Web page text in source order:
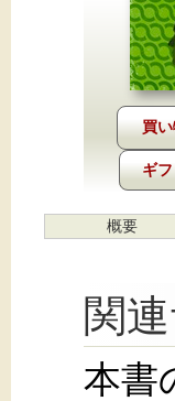
ギ
概要
関
本書